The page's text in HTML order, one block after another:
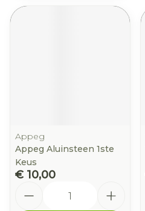
Appeg
Appeg Aluinsteen 1ste
Keus
€ 10,00